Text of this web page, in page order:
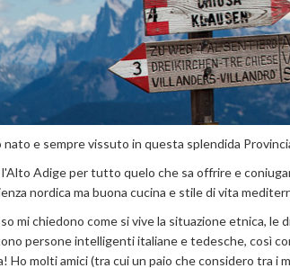
nato e sempre vissuto in questa splendida
Adige per tutto quelo che sa offrire e
nordica ma buona cucina e stile di vita
mi chiedono come si vive la situazione etnica,
persone intelligenti italiane e tedesche, così
Ho molti amici (tra cui un paio che considero tra i